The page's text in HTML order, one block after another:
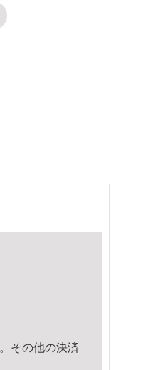
その他の決済